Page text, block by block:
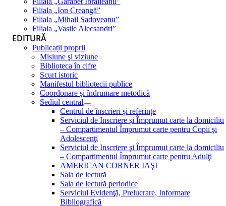
Filiala „Ion Creangă”
Filiala „Mihail Sadoveanu”
Filiala „Vasile Alecsandri”
EDITURĂ
Publicații proprii
Misiune şi viziune
Biblioteca în cifre
Scurt istoric
Manifestul bibliotecii publice
Coordonare și îndrumare metodică
Sediul central
Centrul de înscrieri și referințe
Serviciul de Inscriere şi Împrumut carte la domiciliu
– Compartimentul Împrumut carte pentru Copii şi
Adolescenţi
Serviciul de Inscriere şi Împrumut carte la domiciliu
– Compartimentul Împrumut carte pentru Adulţi
AMERICAN CORNER IAŞI
Sala de lectură
Sala de lectură periodice
Serviciul Evidenţă, Prelucrare, Informare
Bibliografică